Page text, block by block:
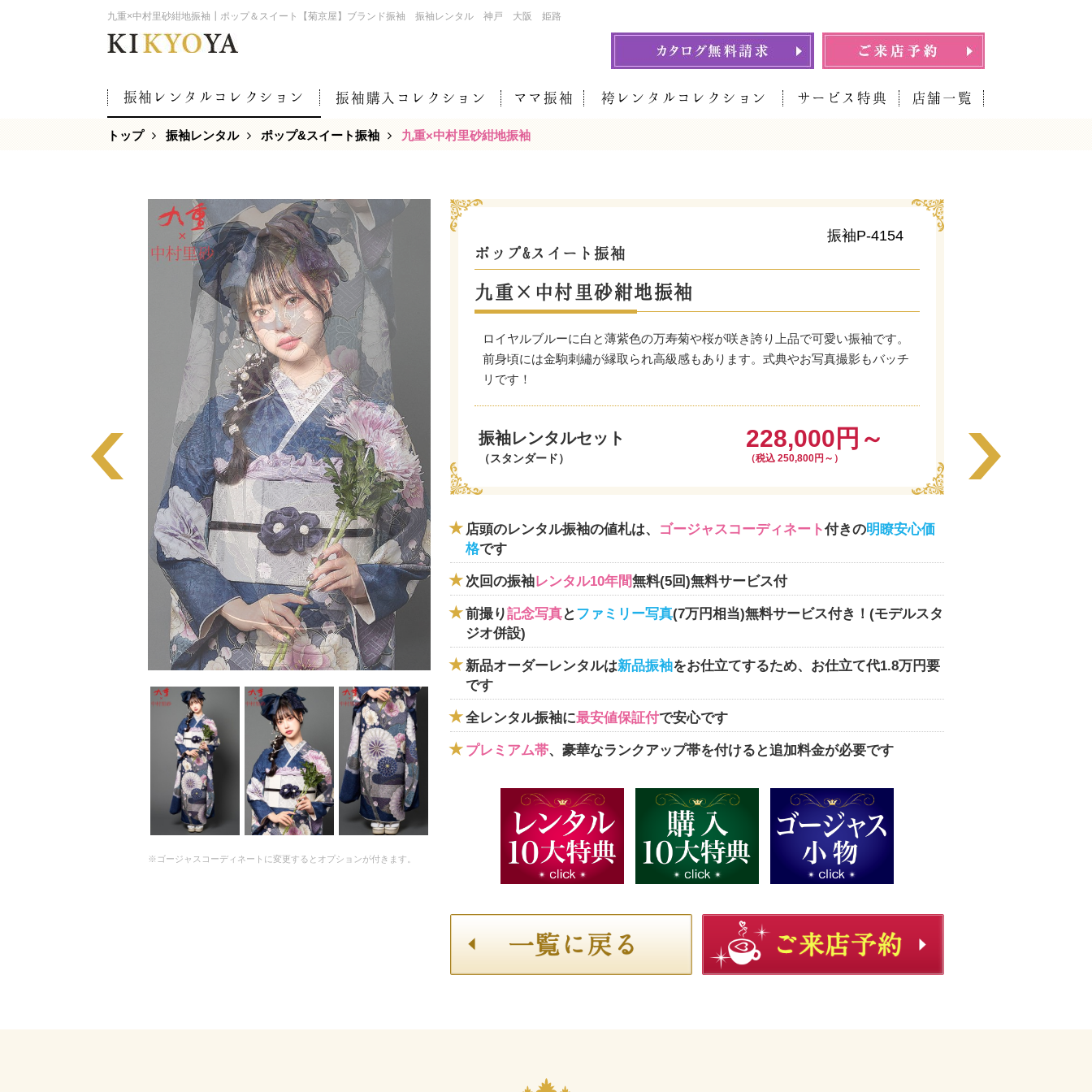
九重×中村里砂紺地振袖┃ポップ＆スイート【菊京屋】ブランド振袖 振袖レンタル 神戸 大阪 姫路
振袖レンタルコレクション 振袖購入コレクション ママ振袖 袴レンタルコレクション サービス特典 店舗一覧
トップ 振袖レンタル ポップ&スイート振袖 九重×中村里砂紺地振袖
※ゴージャスコーディネートに変更するとオプションが付きます。
振袖P-4154
ポップ&スイート振袖
九重×中村里砂紺地振袖
ロイヤルブルーに白と薄紫色の万寿菊や桜が咲き誇り上品で可愛い振袖です。
前身頃には金駒刺繡が縁取られ高級感もあります。式典やお写真撮影もバッチ
リです！
振袖レンタルセット
（スタンダード）
228,000円～
（税込 250,800円～）
店頭のレンタル振袖の値札は、 ゴージャスコーディネート付きの明瞭安心価
格です
次回の振袖レンタル10年間無料(5回)無料サービス付
前撮り記念写真と ファミリー写真(7万円相当)無料サービス付き！(モデルスタ
ジオ併設)
新品オーダーレンタルは新品振袖をお仕立てするため、お仕立て代1.8万円要
です
全レンタル振袖に最安値保証付で安心です
プレミアム帯、豪華なランクアップ帯を付けると追加料金が必要です